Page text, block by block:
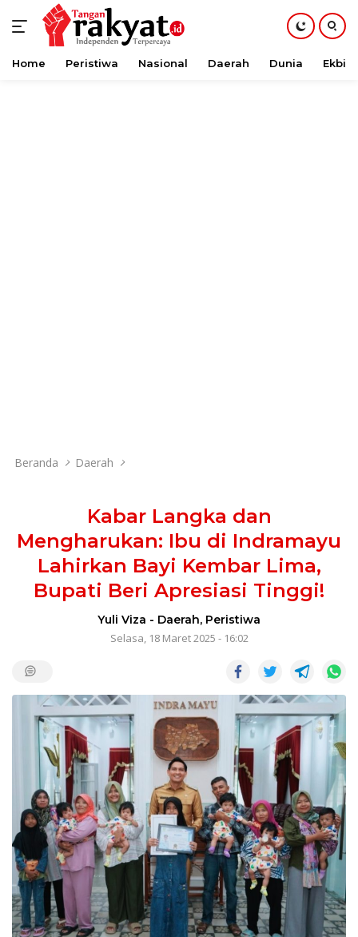
Langsung
Home Peristiwa Nasional Daerah Dunia Ekbis
Beranda Daerah
Kabar Langka dan
Mengharukan: Ibu di Indramayu
Lahirkan Bayi Kembar Lima,
Bupati Beri Apresiasi Tinggi!
Yuli Viza - Daerah, Peristiwa
Selasa, 18 Maret 2025 - 16:02